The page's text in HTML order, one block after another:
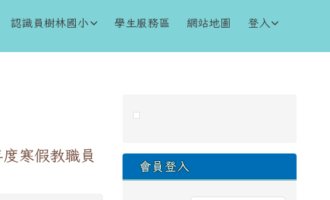
認識員樹林國小 學生服務區 網站地圖 登入
寒假教職員
右邊區域內容
會員登入